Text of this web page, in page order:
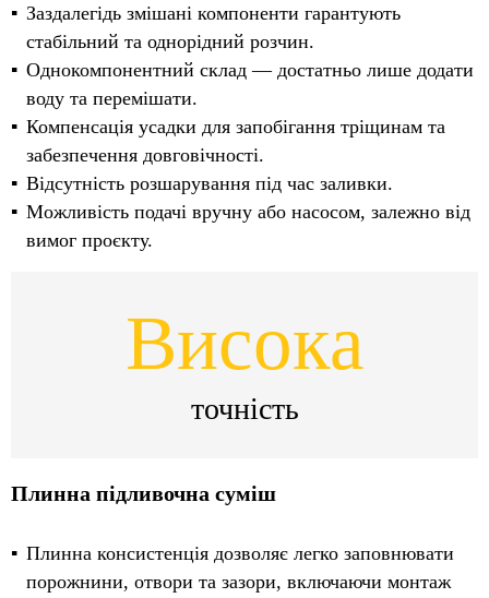
Заздалегідь змішані компоненти гарантують
стабільний та однорідний розчин.
Однокомпонентний склад — достатньо лише додати
воду та перемішати.
Компенсація усадки для запобігання тріщинам та
забезпечення довговічності.
Відсутність розшарування під час заливки.
Можливість подачі вручну або насосом, залежно від
вимог проєкту.
Висока
точність
Плинна підливочна суміш
Плинна консистенція дозволяє легко заповнювати
порожнини, отвори та зазори, включаючи монтаж